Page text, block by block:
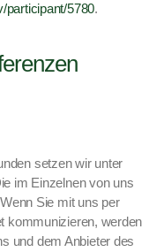
participant/5780.
set­zen wir unter
im Einzel­nen von uns
Sie mit uns per
kom­mu­nizieren, wer­den
und dem Anbi­eter des